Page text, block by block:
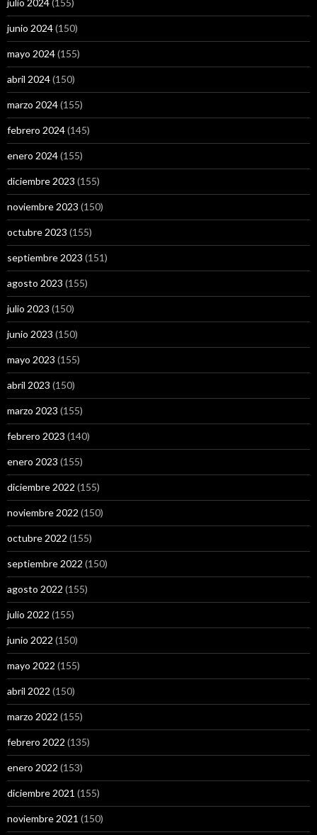
julio 2024(155)
junio 2024(150)
mayo 2024(155)
abril 2024(150)
marzo 2024(155)
febrero 2024(145)
enero 2024(155)
diciembre 2023 (155)
noviembre 2023 (150)
octubre 2023 (155)
septiembre 2023 (151)
agosto 2023 (155)
julio 2023 (150)
junio 2023 (150)
mayo 2023 (155)
abril 2023 (150)
marzo 2023 (155)
febrero 2023 (140)
enero 2023 (155)
diciembre 2022 (155)
noviembre 2022 (150)
octubre 2022 (155)
septiembre 2022 (150)
agosto 2022 (155)
julio 2022 (155)
junio 2022 (150)
mayo 2022 (155)
abril 2022 (150)
marzo 2022 (155)
febrero 2022 (135)
enero 2022 (153)
diciembre 2021 (155)
noviembre 2021 (150)